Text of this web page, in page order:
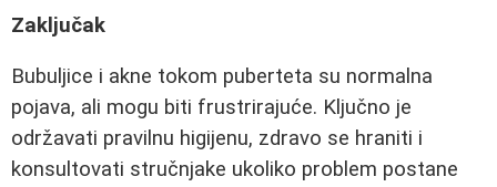
Zaključak
Bubuljice i akne tokom puberteta su normalna
pojava, ali mogu biti frustrirajuće. Ključno je
održavati pravilnu higijenu, zdravo se hraniti i
konsultovati stručnjake ukoliko problem postane